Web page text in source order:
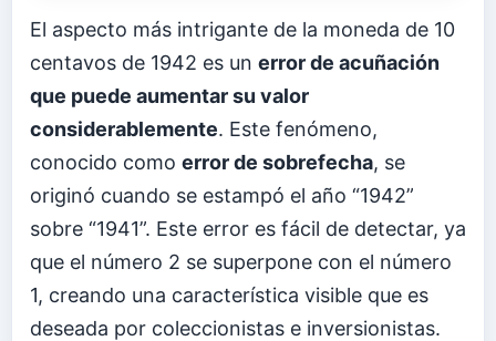
El aspecto más intrigante de la moneda de 10
centavos de 1942 es un error de acuñación
que puede aumentar su valor
considerablemente. Este fenómeno,
conocido como error de sobrefecha, se
originó cuando se estampó el año “1942”
sobre “1941”. Este error es fácil de detectar, ya
que el número 2 se superpone con el número
1, creando una característica visible que es
deseada por coleccionistas e inversionistas.